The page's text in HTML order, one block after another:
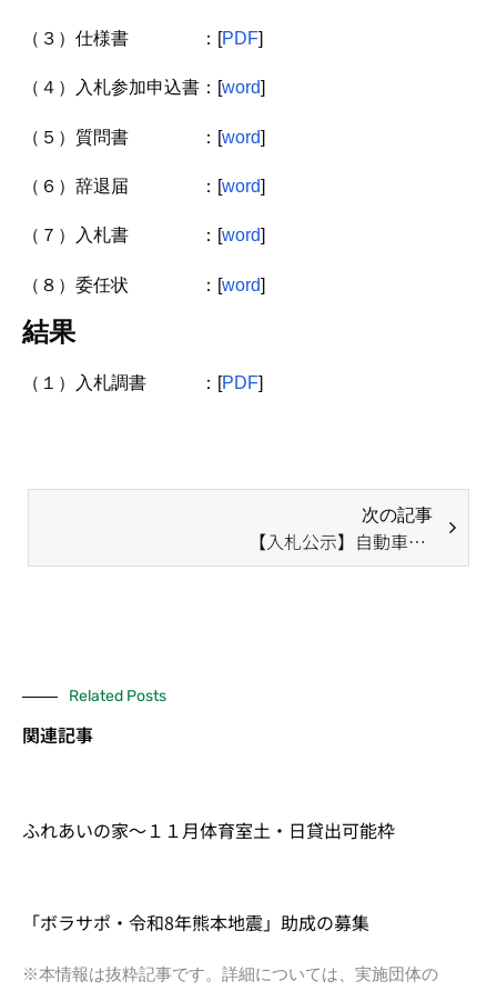
（３）仕様書 ：[PDF]
（４）入札参加申込書：[word]
（５）質問書 ：[word]
（６）辞退届 ：[word]
（７）入札書 ：[word]
（８）委任状 ：[word]
結果
（１）入札調書 ：[PDF]
次の記事
【入札公示】自動車賃貸借契約（令和６年１０月１日から令和１１年９月３０日まで）
Related Posts
関連記事
ふれあいの家～１１月体育室土・日貸出可能枠
「ボラサポ・令和8年熊本地震」助成の募集
※本情報は抜粋記事です。詳細については、実施団体の